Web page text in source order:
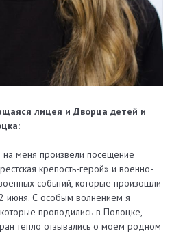
лицея и Дворца детей и
меня произвели посещение
крепость-герой» и военно-
событий, которые произошли
июня. С особым волнением я
проводились в Полоцке,
тепло отзывались о моем родном